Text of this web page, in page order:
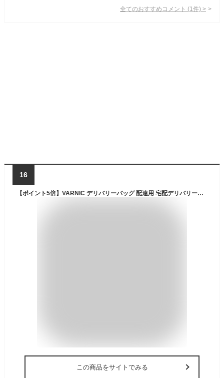
全てのおすすめコメント (1 件) >
16
【ポイント5倍】VARNIC デリバリーバッグ 配達用 宅配デリバリー用 保温保冷防水 折りたたみ式 大容量 軽量 耐荷重 調節可能なT字型下見板張り (40L)
この商品をサイトでみる